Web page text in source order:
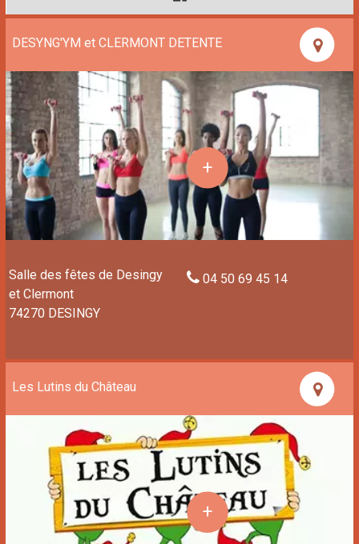
DESYNG'YM et CLERMONT DETENTE
Salle des fêtes de Desingy
et Clermont
74270 DESINGY
04 50 69 45 14
Les Lutins du Château